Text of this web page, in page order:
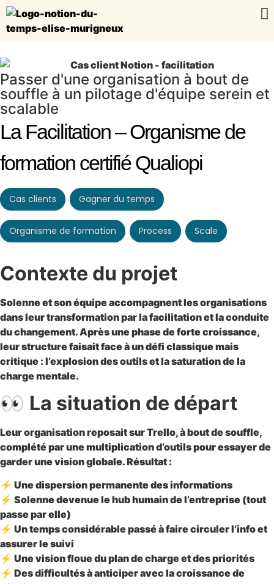
Passer d'une organisation à bout de
souffle à un pilotage d'équipe serein et
scalable
La Facilitation – Organisme de
formation certifié Qualiopi
Cas clients , Gagner du temps ,
Organisme de formation , Process , Scale
Contexte du projet
Solenne et son équipe accompagnent les organisations
dans leur transformation par la facilitation et la conduite
du changement. Après une phase de forte croissance,
leur structure faisait face à un défi classique mais
critique : l’explosion des outils et la saturation de la
charge mentale.
👀 La situation de départ
Leur organisation reposait surTrello, à bout de souffle,
complété par unemultiplication d’outilspour essayer de
garder une vision globale. Résultat :
⚡ Unedispersion permanentedes informations
⚡ Solenne devenuele hub humainde l’entreprise (tout
passe par elle)
⚡ Untemps considérablepassé à faire circuler l’info et
assurer le suivi
⚡ Unevision flouedu plan de charge et des priorités
⚡ Desdifficultés à anticiperavec la croissance de